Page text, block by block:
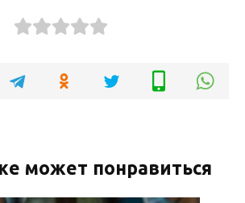
может понравиться